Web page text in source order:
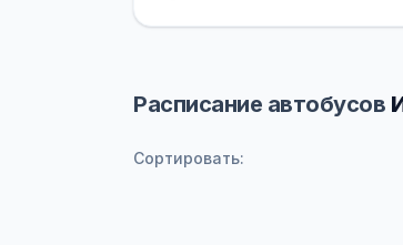
Расписание автобусов
Сортировать: